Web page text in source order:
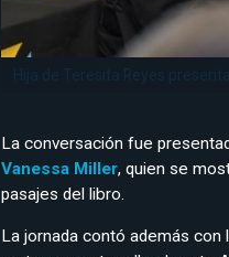
Hija de Teresita Reyes
La conversación fue
Vanessa Miller, quien se
pasajes del libro.
La jornada contó además